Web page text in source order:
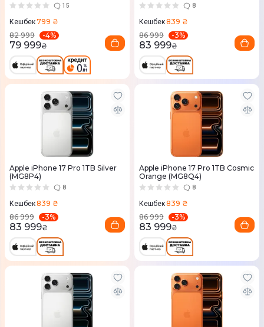
15
Кешбек799 ₴
82 999
-4%
79 999₴
8
Кешбек839 ₴
86 999
-3%
83 999₴
Apple iPhone 17 Pro 1TB Silver
(MG8P4)
8
Кешбек839 ₴
86 999
-3%
83 999₴
Apple iPhone 17 Pro 1TB Cosmic
Orange (MG8Q4)
8
Кешбек839 ₴
86 999
-3%
83 999₴